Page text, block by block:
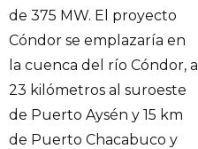
de 375 MW. El proyecto
Cóndor se emplazaría en
la cuenca del río Cóndor, a
23 kilómetros al suroeste
de Puerto Aysén y 15 km
de Puerto Chacabuco y